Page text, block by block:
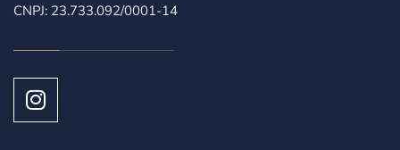
CNPJ: 23.733.092/0001-14